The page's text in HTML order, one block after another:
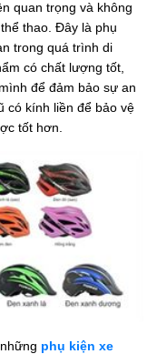
quan trọng và không
thao. Đây là phụ
trong quá trình di
có chất lượng tốt,
để đảm bảo sự an
có kính liền để bảo vệ
tốt hơn.
phụ kiện xe